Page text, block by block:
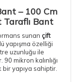
– 100 Cm
Taraflı Bant
sunan çift
yapışma özelliği
uzunluğu ile
mikron kalınlığı
yapıya sahiptir.